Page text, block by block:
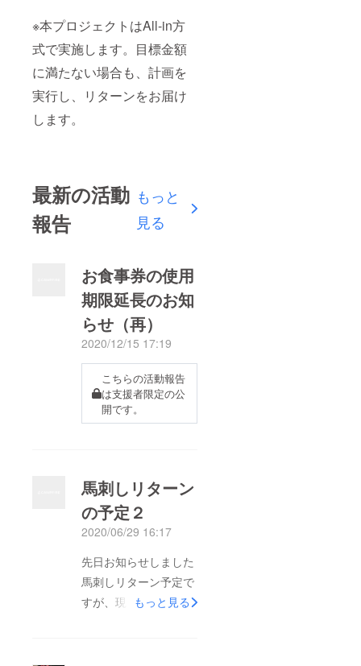
※本プロジェクトはAll-in方
式で実施します。目標金額
に満たない場合も、計画を
実行し、リターンをお届け
します。
最新の活動
報告
もっと
見る
お食事券の使用
期限延長のお知
らせ（再）
2020/12/15 17:19
こちらの活動報告
は支援者限定の公
開です。
馬刺しリターン
の予定２
2020/06/29 16:17
先日お知らせしました
馬刺しリターン予定で
すが、現時点で店内冷
もっと見る